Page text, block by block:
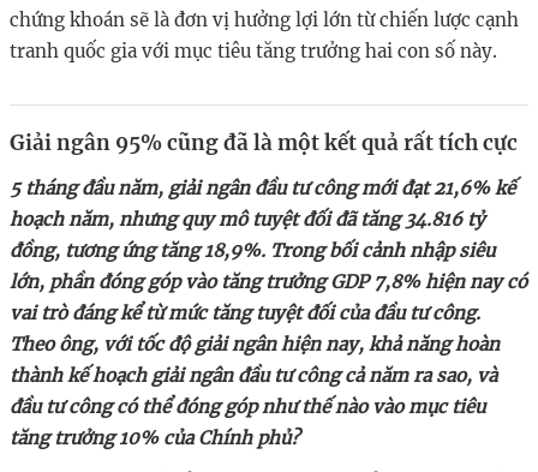
chứng khoán sẽ là đơn vị hưởng lợi lớn từ chiến lược cạnh
tranh quốc gia với mục tiêu tăng trưởng hai con số này.
Giải ngân 95% cũng đã là một kết quả rất tích cực
5 tháng đầu năm, giải ngân đầu tư công mới đạt 21,6% kế
hoạch năm, nhưng quy mô tuyệt đối đã tăng 34.816 tỷ
đồng, tương ứng tăng 18,9%. Trong bối cảnh nhập siêu
lớn, phần đóng góp vào tăng trưởng GDP 7,8% hiện nay có
vai trò đáng kể từ mức tăng tuyệt đối của đầu tư công.
Theo ông, với tốc độ giải ngân hiện nay, khả năng hoàn
thành kế hoạch giải ngân đầu tư công cả năm ra sao, và
đầu tư công có thể đóng góp như thế nào vào mục tiêu
tăng trưởng 10% của Chính phủ?